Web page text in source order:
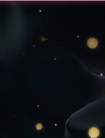
hiernaast getoont
AAN BUREAUBLAD